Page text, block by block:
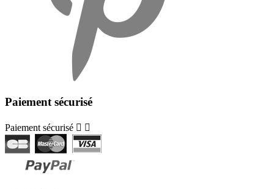
Paiement sécurisé
Paiement sécurisé  